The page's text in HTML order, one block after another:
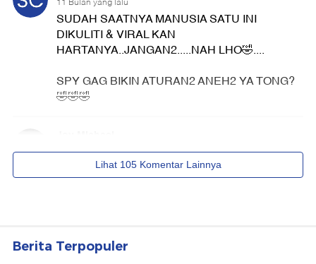
Berita Terpopuler